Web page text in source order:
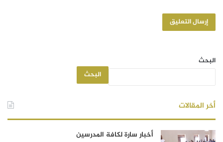
البحث
البحث
أخر المقالات
أخبار سارة لكافة المدرسين